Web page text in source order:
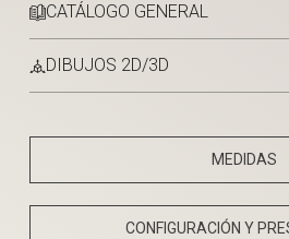
CATÁLOGO GENERAL
DIBUJOS 2D/3D
MEDIDAS
CONFIGURACIÓN Y